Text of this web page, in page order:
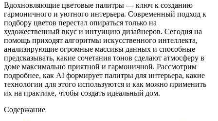
Вдохновляющие цветовые палитры — ключ к созданию
гармоничного и уютного интерьера. Современный подход к
подбору цветов перестал опираться только на
художественный вкус и интуицию дизайнеров. Сегодня на
помощь приходят алгоритмы искусственного интеллекта,
анализирующие огромные массивы данных и способные
предсказывать, какие сочетания тонов сделают атмосферу в
доме максимально приятной и гармоничной. Рассмотрим
подробнее, как AI формирует палитры для интерьера, какие
технологии для этого используются и как можно применить
их на практике, чтобы создать идеальный дом.
Содержание